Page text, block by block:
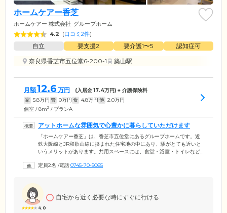
ホームケアー香芝
ホームケアー 株式会社 グループホーム
4.2 (口コミ2件)
自立 要支援2 要介護1〜5
認知症可
奈良県香芝市五位堂6-200-1
築山駅
月額12.6 万円 (入居金17.4万円) + 介護保険料
家 5.8万円 管 0万円 食 4.8万円 他 2.0万円
個室 / 8m2 / プランA
アットホームな雰囲気で心豊かに暮らしていただけます
「ホームケアー香芝」は、香芝市五位堂にあるグループホームです。近
鉄大阪線とJR和歌山線に挟まれた住宅地の中にあり、駅がとても近いと
いうメリットがあります。共用スペースには、食堂・浴室・トイレなど
居者様同士の交流もお楽しみいただけます。小規模のグループホームな
定員2名 /電話0745-70-5065
4.0
自宅から近く必要な時にすぐに行ける